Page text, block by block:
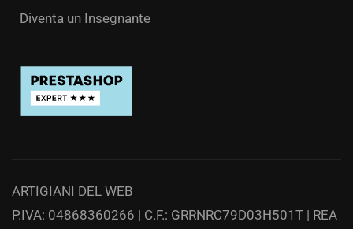
Diventa un Insegnante
ARTIGIANI DEL WEB
P.IVA: 04868360266 | C.F.: GRRNRC79D03H501T | REA